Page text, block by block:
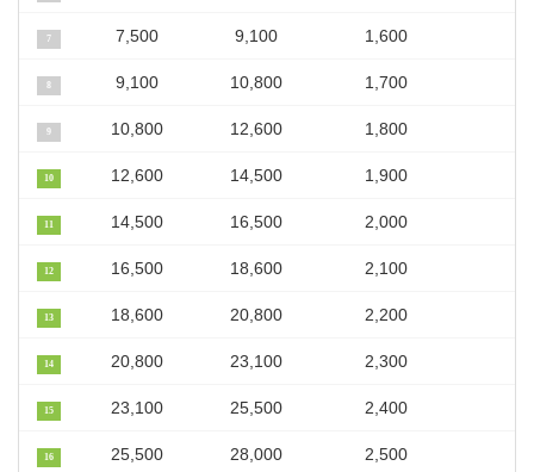
7 7,500 9,100 1,600
9,100 10,800 1,700
9 10,800 12,600 1,800
10 12,600 14,500 1,900
11 14,500 16,500 2,000
12 16,500 18,600 2,100
13 18,600 20,800 2,200
14 20,800 23,100 2,300
15 23,100 25,500 2,400
16 25,500 28,000 2,500